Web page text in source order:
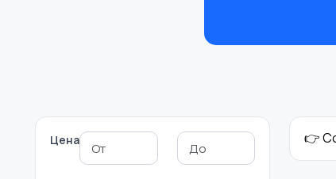
Велосипеды7
Ролики и
Цена 👉